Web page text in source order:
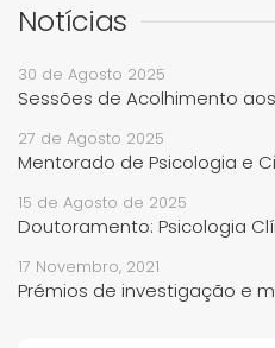
Notícias
30 de Agosto 2025
Sessões de Acolhimento
27 de Agosto 2025
Mentorado de Psicologia e
15 de Agosto de 2025
Doutoramento: Psicologia
17 Novembro, 2021
Prémios de investigação e